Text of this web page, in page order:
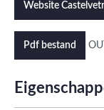
Website
Pdf bestand